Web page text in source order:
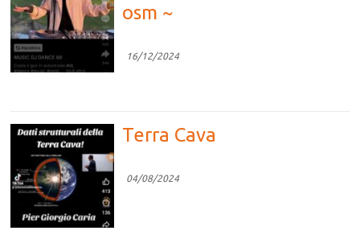
osm ~
16/12/2024
Terra Cava
04/08/2024